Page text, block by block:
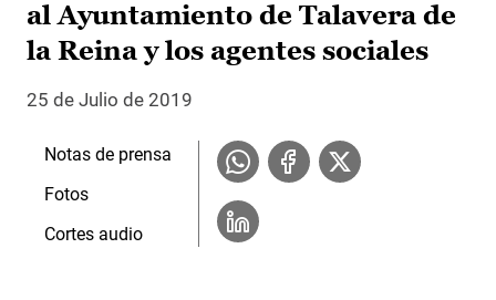
al Ayuntamiento de Talavera de
la Reina y los agentes sociales
25 de Julio de 2019
Notas de prensa
Fotos
Cortes audio